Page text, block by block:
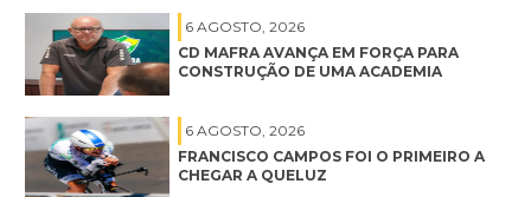
6 AGOSTO, 2026
CD MAFRA AVANÇA EM FORÇA PARA
CONSTRUÇÃO DE UMA ACADEMIA
6 AGOSTO, 2026
FRANCISCO CAMPOS FOI O PRIMEIRO A
CHEGAR A QUELUZ